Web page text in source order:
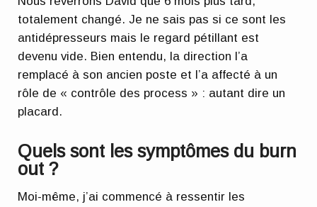
totalement changé. Je ne sais pas si ce sont les
antidépresseurs mais le regard pétillant est
devenu vide. Bien entendu, la direction l’a
remplacé à son ancien poste et l’a affecté à un
rôle de « contrôle des process » : autant dire un
placard.
Quels sont les symptômes du burn
out ?
Moi-même, j’ai commencé à ressentir les